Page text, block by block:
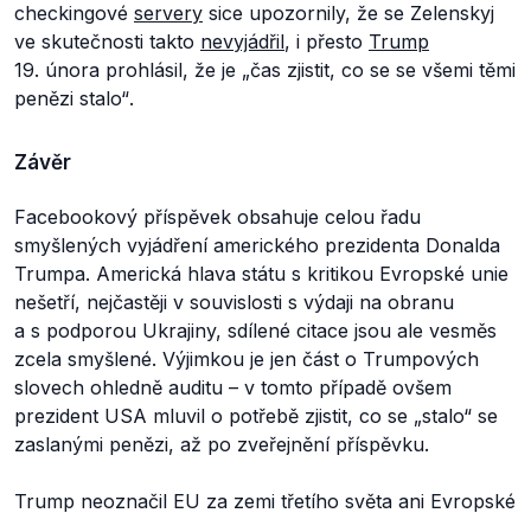
checkingové servery sice upozornily, že se Zelenskyj
ve skutečnosti takto nevyjádřil, i přesto Trump
19. února prohlásil, že je „čas zjistit, co se se všemi těmi
penězi stalo“.
Závěr
Facebookový příspěvek obsahuje celou řadu
smyšlených vyjádření amerického prezidenta Donalda
Trumpa. Americká hlava státu s kritikou Evropské unie
nešetří, nejčastěji v souvislosti s výdaji na obranu
a s podporou Ukrajiny, sdílené citace jsou ale vesměs
zcela smyšlené. Výjimkou je jen část o Trumpových
slovech ohledně auditu – v tomto případě ovšem
prezident USA mluvil o potřebě zjistit, co se „stalo“ se
zaslanými penězi, až po zveřejnění příspěvku.
Trump neoznačil EU za zemi třetího světa ani Evropské